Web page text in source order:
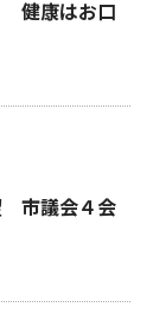
健康はお口
市議会４会